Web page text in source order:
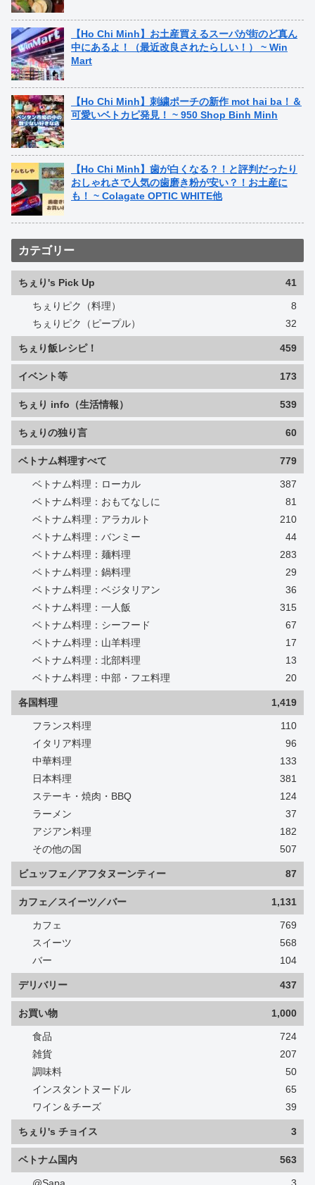
【Ho Chi Minh】お土産買えるスーパが街のど真ん
中にあるよ！（最近改良されたらしい！） ~ Win
Mart
【Ho Chi Minh】刺繍ポーチの新作 mot hai ba！＆
可愛いベトカピ発見！ ~ 950 Shop Binh Minh
【Ho Chi Minh】歯が白くなる？！と評判だったり
おしゃれさで人気の歯磨き粉が安い？！お土産に
も！ ~ Colagate OPTIC WHITE他
カテゴリー
ちぇり's Pick Up 41
ちぇりピク（料理）
8
ちぇりピク（ピープル）
32
ちぇり飯レシピ！ 459
イベント等 173
ちぇり info（生活情報） 539
ちぇりの独り言 60
ベトナム料理すべて 779
ベトナム料理：ローカル
387
ベトナム料理：おもてなしに
81
ベトナム料理：アラカルト
210
ベトナム料理：バンミー
44
ベトナム料理：麺料理
283
ベトナム料理：鍋料理
29
ベトナム料理：ベジタリアン
36
ベトナム料理：一人飯
315
ベトナム料理：シーフード
67
ベトナム料理：山羊料理
17
ベトナム料理：北部料理
13
ベトナム料理：中部・フエ料理
20
各国料理 1,419
フランス料理
110
イタリア料理
96
中華料理
133
日本料理
381
ステーキ・焼肉・BBQ
124
ラーメン
37
アジアン料理
182
その他の国
507
ビュッフェ／アフタヌーンティー 87
カフェ／スイーツ／バー 1,131
カフェ
769
スイーツ
568
バー
104
デリバリー 437
お買い物 1,000
食品
724
雑貨
207
調味料
50
インスタントヌードル
65
ワイン＆チーズ
39
ちぇり's チョイス 3
ベトナム国内 563